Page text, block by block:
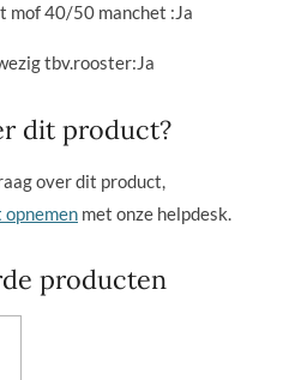
mof 40/50 manchet :Ja
tbv.rooster:Ja
dit product?
over dit product,
met onze helpdesk.
producten